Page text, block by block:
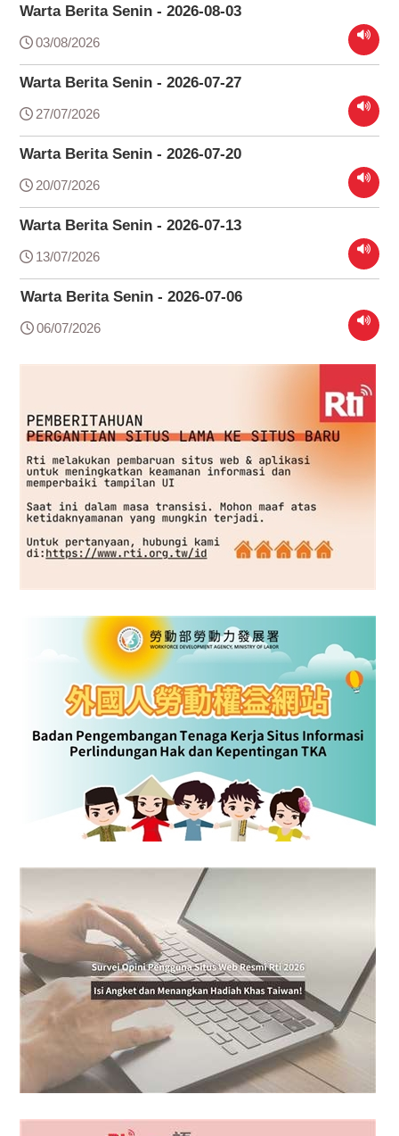
Warta Berita Senin - 2026-08-03
03/08/2026
Warta Berita Senin - 2026-07-27
27/07/2026
Warta Berita Senin - 2026-07-20
20/07/2026
Warta Berita Senin - 2026-07-13
13/07/2026
Warta Berita Senin - 2026-07-06
06/07/2026